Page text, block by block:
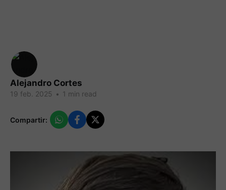
Alejandro Cortes
19 feb. 2025 • 1 min read
Compartir: